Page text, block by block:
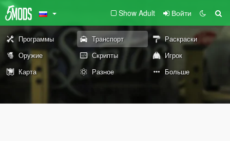
Show Adult Войти
Программы Транспорт
Раскраски
Оружие
Скрипты
Игрок
Карта
Разное Больше